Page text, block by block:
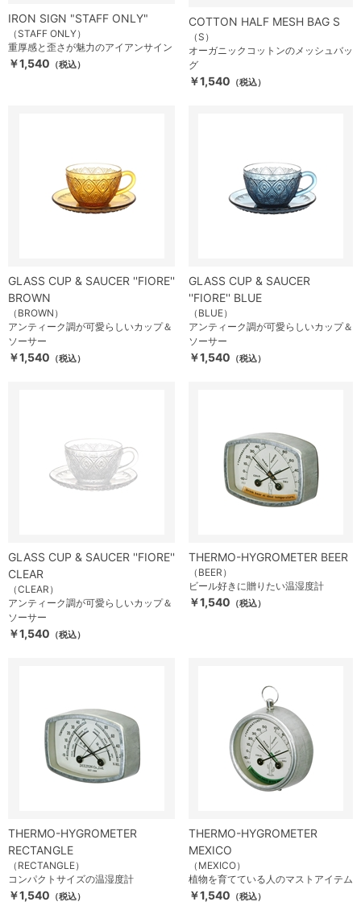
IRON SIGN "STAFF ONLY"
（STAFF ONLY）
重厚感と歪さが魅力のアイアンサイン
￥1,540 （税込）
COTTON HALF MESH BAG S
（S）
オーガニックコットンのメッシュバッ
グ
￥1,540 （税込）
GLASS CUP & SAUCER ''FIORE''
BROWN
（BROWN）
アンティーク調が可愛らしいカップ＆
ソーサー
￥1,540 （税込）
GLASS CUP & SAUCER
''FIORE'' BLUE
（BLUE）
アンティーク調が可愛らしいカップ＆
ソーサー
￥1,540 （税込）
GLASS CUP & SAUCER ''FIORE''
CLEAR
（CLEAR）
アンティーク調が可愛らしいカップ＆
ソーサー
￥1,540 （税込）
THERMO-HYGROMETER BEER
（BEER）
ビール好きに贈りたい温湿度計
￥1,540 （税込）
THERMO-HYGROMETER
RECTANGLE
（RECTANGLE）
コンパクトサイズの温湿度計
￥1,540 （税込）
THERMO-HYGROMETER
MEXICO
（MEXICO）
植物を育てている人のマストアイテム
￥1,540 （税込）